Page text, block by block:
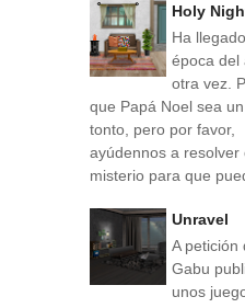
Holy
Ha
época del
otra vez.
que Papá Noel sea
tonto, pero por favor,
ayúdennos a resolver
misterio para que
Unravel
A petición
Gabu
unos